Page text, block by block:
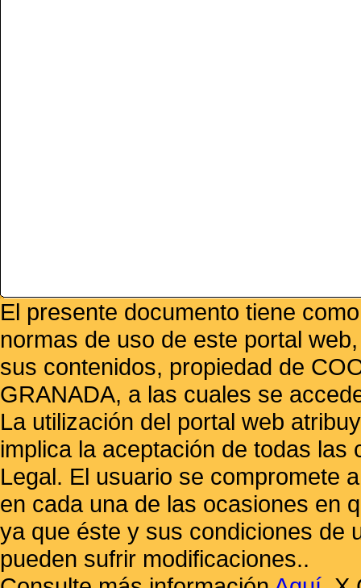
El presente documento tiene
normas de uso de este portal
sus contenidos, propiedad de
GRANADA, a las cuales se
La utilización del portal web
implica la aceptación de todas
Legal. El usuario se compromete
en cada una de las ocasiones en
ya que éste y sus condiciones de
pueden sufrir modificaciones..